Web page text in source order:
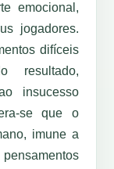
emocional,
jogadores.
difíceis
resultado,
insucesso
se que o
imune a